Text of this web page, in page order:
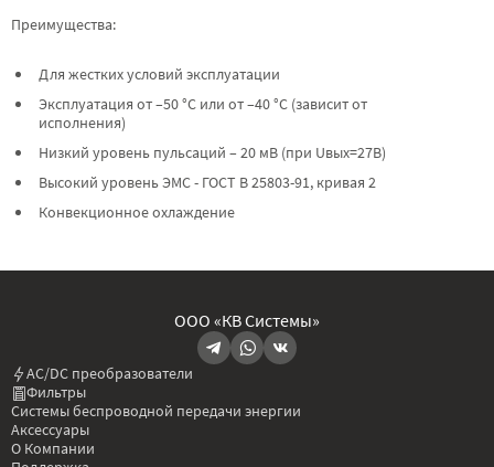
Преимущества:
Для жестких условий эксплуатации
Эксплуатация от –50 °C или от –40 °C (зависит от
исполнения)
Низкий уровень пульсаций – 20 мВ (при Uвых=27В)
Высокий уровень ЭМС - ГОСТ В 25803-91, кривая 2
Конвекционное охлаждение
ООО «КВ Системы»
AC/DC преобразователи
Фильтры
Системы беспроводной передачи энергии
Аксессуары
О Компании